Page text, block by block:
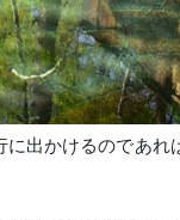
出かけるのであれ